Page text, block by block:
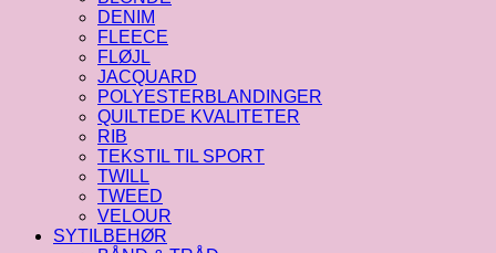
DENIM
FLEECE
FLØJL
JACQUARD
POLYESTERBLANDINGER
QUILTEDE KVALITETER
RIB
TEKSTIL TIL SPORT
TWILL
TWEED
VELOUR
SYTILBEHØR